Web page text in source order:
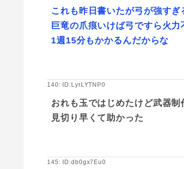
これも昨日書いたが弓が強す
巨竜の爪痕いけば弓ですら火
1週15分もかかるんだからな
140: ID:LyrLYTNP0
おれも玉ではじめたけど武器
見切り早くて助かった
145: ID:db0gx7Eu0